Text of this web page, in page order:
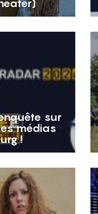
sur
médias
!